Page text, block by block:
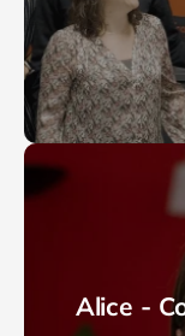
lequel j’ai
responsable sur
domaine CO,
J’ai donc la
ces deux modules
l’aspect
peu, j’ai
coordinateur, où
de tous les
solution pour le
Alice -